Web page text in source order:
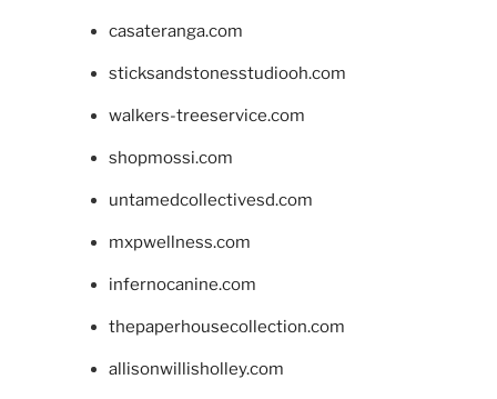
casateranga.com
sticksandstonesstudiooh.com
walkers-treeservice.com
shopmossi.com
untamedcollectivesd.com
mxpwellness.com
infernocanine.com
thepaperhousecollection.com
allisonwillisholley.com